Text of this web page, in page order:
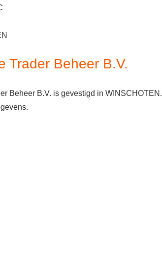
Trader Beheer B.V.
Beheer B.V. is gevestigd in